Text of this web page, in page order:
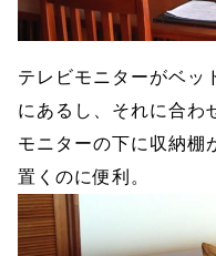
テレビモニターがベッ
にあるし、それに合わ
モニターの下に収納棚
置くのに便利。